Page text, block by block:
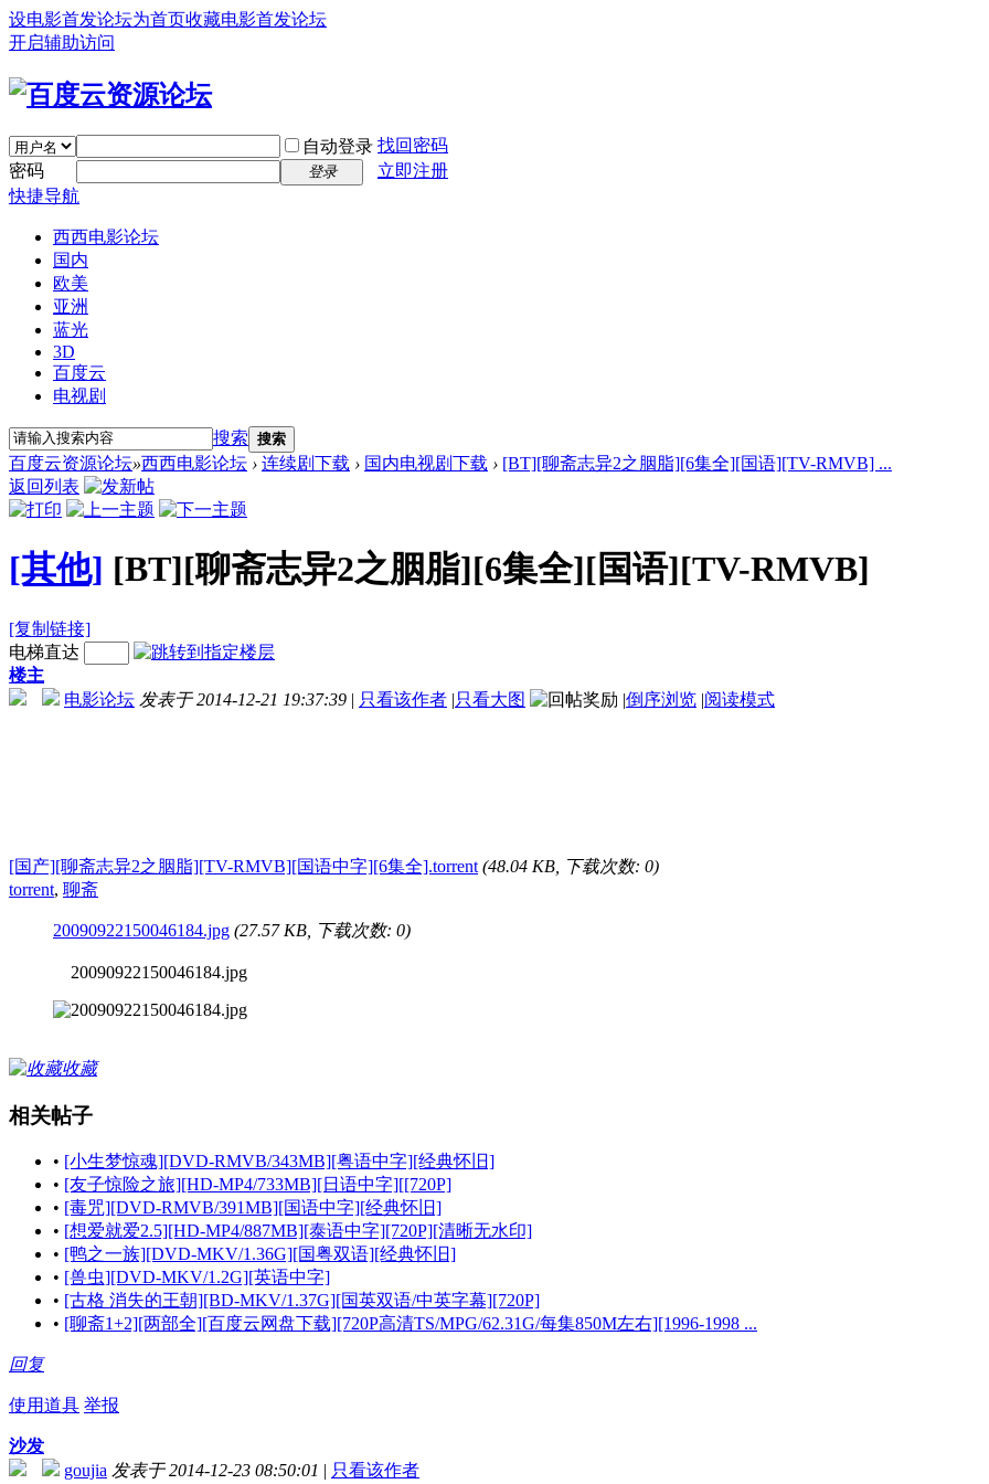
设电影首发论坛为首页收藏电影首发论坛
开启辅助访问
自动登录 找回密码
密码
登录
立即注册
快捷导航
西西电影论坛
国内
欧美
亚洲
蓝光
3D
百度云
电视剧
搜索 搜索
百度云资源论坛»西西电影论坛 › 连续剧下载 › 国内电视剧下载 › [BT][聊斋志异2之胭脂][6集全][国语][TV-RMVB] ...
返回列表
[其他] [BT][聊斋志异2之胭脂][6集全][国语][TV-RMVB]
[复制链接]
电梯直达
楼主
电影论坛 发表于 2014-12-21 19:37:39 | 只看该作者 |只看大图 |倒序浏览 |阅读模式
[国产][聊斋志异2之胭脂][TV-RMVB][国语中字][6集全].torrent (48.04 KB, 下载次数: 0)
torrent, 聊斋
20090922150046184.jpg (27.57 KB, 下载次数: 0)
20090922150046184.jpg
收藏
相关帖子
• [小生梦惊魂][DVD-RMVB/343MB][粤语中字][经典怀旧]
• [友子惊险之旅][HD-MP4/733MB][日语中字][[720P]
• [毒咒][DVD-RMVB/391MB][国语中字][经典怀旧]
• [想爱就爱2.5][HD-MP4/887MB][泰语中字][720P][清晰无水印]
• [鸭之一族][DVD-MKV/1.36G][国粤双语][经典怀旧]
• [兽虫][DVD-MKV/1.2G][英语中字]
• [古格 消失的王朝][BD-MKV/1.37G][国英双语/中英字幕][720P]
• [聊斋1+2][两部全][百度云网盘下载][720P高清TS/MPG/62.31G/每集850M左右][1996-1998 ...
回复
使用道具 举报
沙发
goujia 发表于 2014-12-23 08:50:01 | 只看该作者